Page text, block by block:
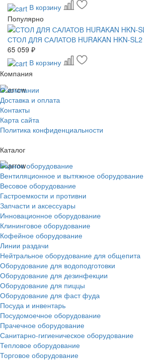
В корзину
Популярно
СТОЛ ДЛЯ САЛАТОВ HURAKAN HKN-SL2
65 059 ₽
В корзину
Компания
О компании
Доставка и оплата
Контакты
Карта сайта
Политика конфиденциальности
Каталог
Барное оборудование
Вентиляционное и вытяжное оборудование
Весовое оборудование
Гастроемкости и противни
Запчасти и аксессуары
Инновационное оборудование
Клининговое оборудование
Кофейное оборудование
Линии раздачи
Нейтральное оборудование для общепита
Оборудование для водоподготовки
Оборудование для дезинфекции
Оборудование для пиццы
Оборудование для фаст фуда
Посуда и инвентарь
Посудомоечное оборудование
Прачечное оборудование
Санитарно-гигиеническое оборудование
Тепловое оборудование
Торговое оборудование